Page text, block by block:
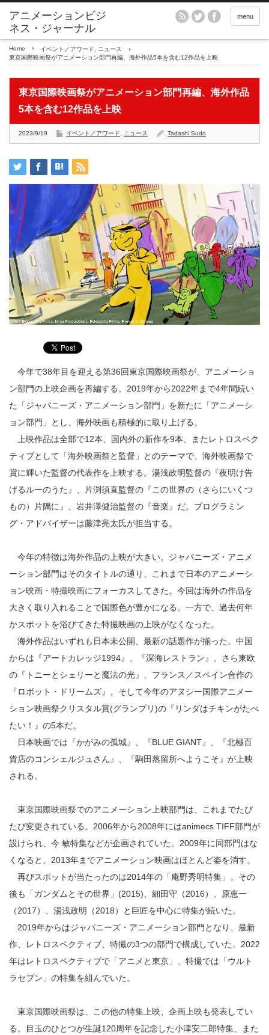
アニメーションビジ
ネス・ジャーナル
menu
Home イベント／アワード
ニュース
東京国際映画祭がアニメーション部門再編、海外作品5本を含む12作品を上映
東京国際映画祭がアニメーション部門再編、海外作品
5本を含む12作品を上映
2023/9/19 イベント／アワード ニュース Tadashi Sudo
今年で38年目を迎える第36回東京国際映画祭が、アニメーショ
ン部門の上映企画を再編する。2019年から2022年まで4年間続い
た「ジャパニーズ・アニメーション部門」を新たに「アニメーシ
ョン部門」とし、海外映画も積極的に取り上げる。
上映作品は全部で12本、国内外の新作を9本、またレトロスペク
ティブとして「海外映画祭と監督」とのテーマで、海外映画祭で
賞に輝いた監督の代表作を上映する。湯浅政明監督の『夜明け告
げるルーのうた』、片渕須直監督の『この世界の（さらにいくつ
もの）片隅に』、岩井澤健治監督の『音楽』だ。プログラミン
グ・アドバイザーは藤津亮太氏が担当する。
今年の特徴は海外作品の上映が大きい。ジャパニーズ・アニメ
ーション部門はそのタイトルの通り、これまで日本のアニメーシ
ョン映画・特撮映画にフォーカスしてきた。今回は海外の作品を
大きく取り入れることで国際色が豊かになる。一方で、過去何年
かスポットを浴びてきた特撮映画の上映がなくなった。
海外作品はいずれも日本未公開、最新の話題作が揃った。中国
からは『アートカレッジ1994』、『深海レストラン』、さら東欧
の『トニーとシェリーと魔法の光』、フランス／スペイン合作の
『ロボット・ドリームズ』。そして今年のアヌシー国際アニメー
ション映画祭クリスタル賞(グランプリ)の『リンダはチキンがたべ
たい！』の5本だ。
日本映画では『かがみの孤城』、『BLUE GIANT』、『北極百
貨店のコンシェルジュさん』、『駒田蒸留所へようこそ』が上映
される。
東京国際映画祭でのアニメーション上映部門は、これまでたび
たび変更されている。2006年から2008年にはanimecs TIFF部門が
設けられ、今 敏特集などが企画されていた。2009年に同部門はな
くなると、2013年までアニメーション映画はほとんど姿を消す。
再びスポットが当たったのは2014年の「庵野秀明特集」。その
後も「ガンダムとその世界」(2015)、細田守（2016）、原恵一
（2017）、湯浅政明（2018）と巨匠を中心に特集が続いた。
2019年からはジャパニーズ・アニメーション部門となり、最新
作、レトロスペクティブ、特撮の3つの部門で構成していた。2022
年はレトロスペクティブで「アニメと東京」、特撮では「ウルト
ラセブン」の特集を組んでいた。
東京国際映画祭は、この他の特集上映、企画上映も発表してい
る。目玉のひとつが生誕120周年を記念した小津安二郎特集、また